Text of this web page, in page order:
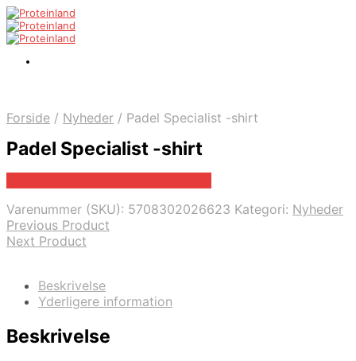
Forside / Nyheder / Padel Specialist -shirt
Padel Specialist -shirt
Varenummer (SKU): 5708302026623 Kategori: Nyheder
Previous Product
Next Product
Beskrivelse
Yderligere information
Beskrivelse